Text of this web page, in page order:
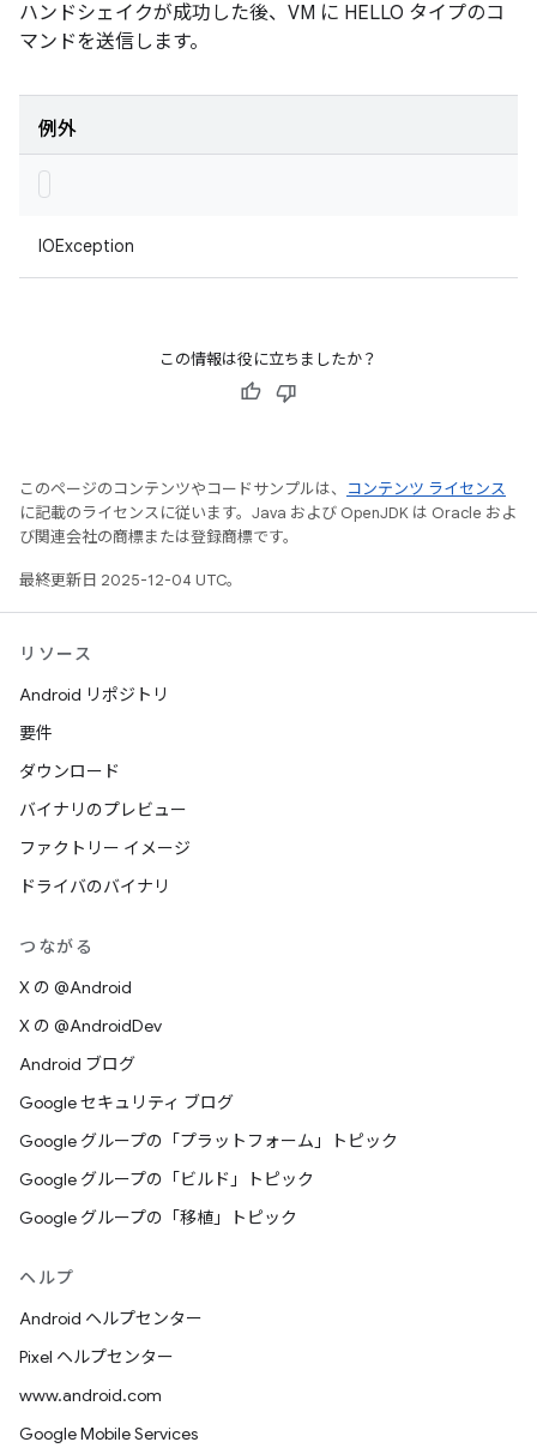
ハンドシェイクが成功した後、VM に HELLO タイプのコ
マンドを送信します。
例外
IOException
この情報は役に立ちましたか？
このページのコンテンツやコードサンプルは、
コンテンツ ライセンス
に記載のライセンスに従います。Java および OpenJDK は Oracle およ
び関連会社の商標または登録商標です。
最終更新日 2025-12-04 UTC。
リソース
Android リポジトリ
要件
ダウンロード
バイナリのプレビュー
ファクトリー イメージ
ドライバのバイナリ
つながる
X の @Android
X の @AndroidDev
Android ブログ
Google セキュリティ ブログ
Google グループの「プラットフォーム」トピック
Google グループの「ビルド」トピック
Google グループの「移植」トピック
ヘルプ
Android ヘルプセンター
Pixel ヘルプセンター
www.android.com
Google Mobile Services